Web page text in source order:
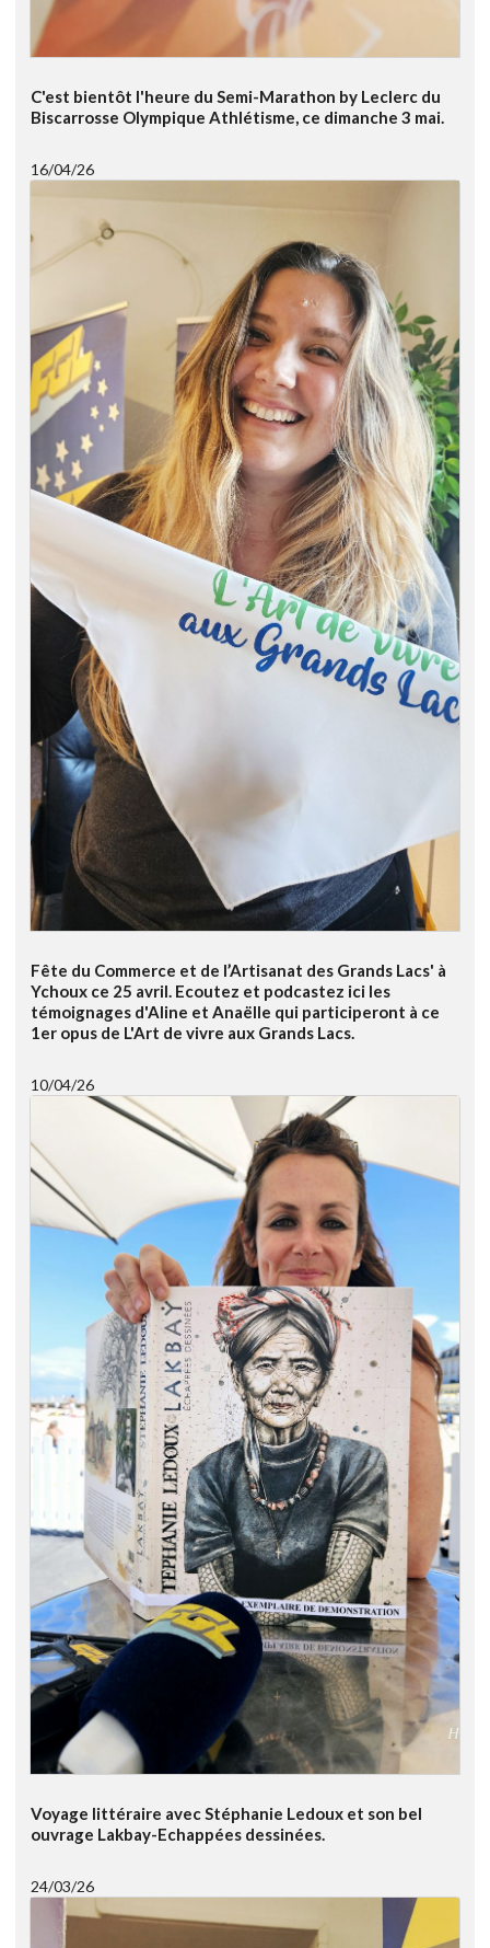
C'est bientôt l'heure du Semi-Marathon by Leclerc du
Biscarrosse Olympique Athlétisme, ce dimanche 3 mai.
16/04/26
Fête du Commerce et de l’Artisanat des Grands Lacs' à
Ychoux ce 25 avril. Ecoutez et podcastez ici les
témoignages d'Aline et Anaëlle qui participeront à ce
1er opus de L'Art de vivre aux Grands Lacs.
10/04/26
Voyage littéraire avec Stéphanie Ledoux et son bel
ouvrage Lakbay-Echappées dessinées.
24/03/26